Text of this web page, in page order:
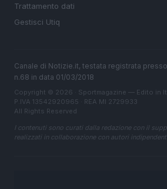
Trattamento dati
Gestisci Utiq
Canale di Notizie.it, testata registrata
n.68 in data 01/03/2018
Copyright © 2026 · Sportmagazine — Edito in
P.IVA 13542920965 · REA MI 2729933
All Rights Reserved
I contenuti sono curati dalla redazione con il
realizzati in collaborazione con autori